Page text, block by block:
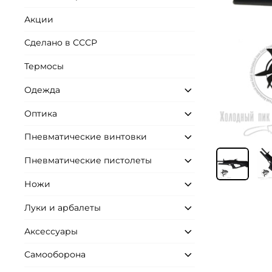
Акции
Сделано в СССР
Термосы
Одежда
Оптика
Пневматические винтовки
Пневматические пистолеты
Ножи
Луки и арбалеты
Аксессуары
Самооборона